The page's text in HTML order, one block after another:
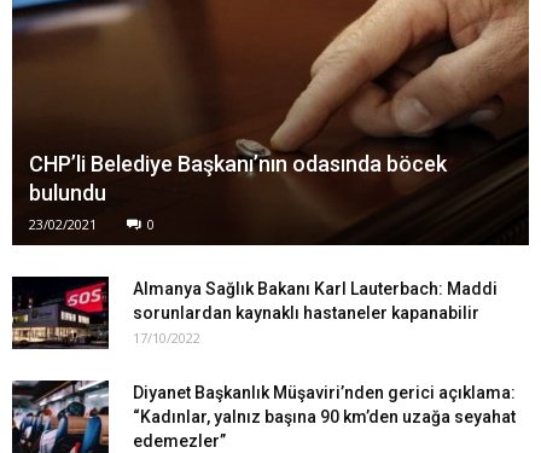
CHP’li Belediye Başkanı’nın odasında böcek
bulundu
23/02/2021 0
Almanya Sağlık Bakanı Karl Lauterbach: Maddi
sorunlardan kaynaklı hastaneler kapanabilir
17/10/2022
Diyanet Başkanlık Müşaviri’nden gerici açıklama:
“Kadınlar, yalnız başına 90 km’den uzağa seyahat
edemezler”